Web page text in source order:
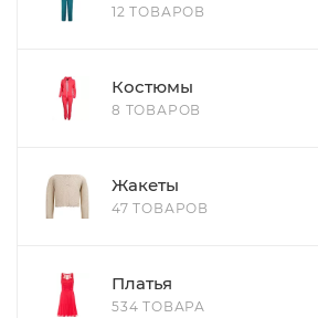
12 ТОВАРОВ
Костюмы
8 ТОВАРОВ
Жакеты
47 ТОВАРОВ
Платья
534 ТОВАРА